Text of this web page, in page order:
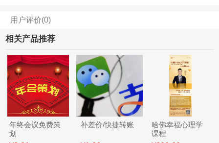
用户评价(0)
相关产品推荐
年终会议免费策
划
补差价/快捷转账
哈佛幸福心理学
课程